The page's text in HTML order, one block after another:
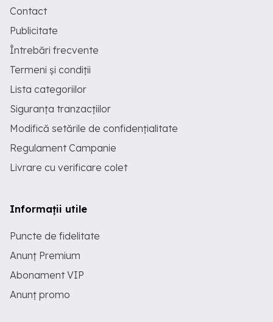
Contact
Publicitate
Întrebări frecvente
Termeni și condiții
Lista categoriilor
Siguranța tranzacțiilor
Modifică setările de confidențialitate
Regulament Campanie
Livrare cu verificare colet
Informații utile
Puncte de fidelitate
Anunț Premium
Abonament VIP
Anunț promo